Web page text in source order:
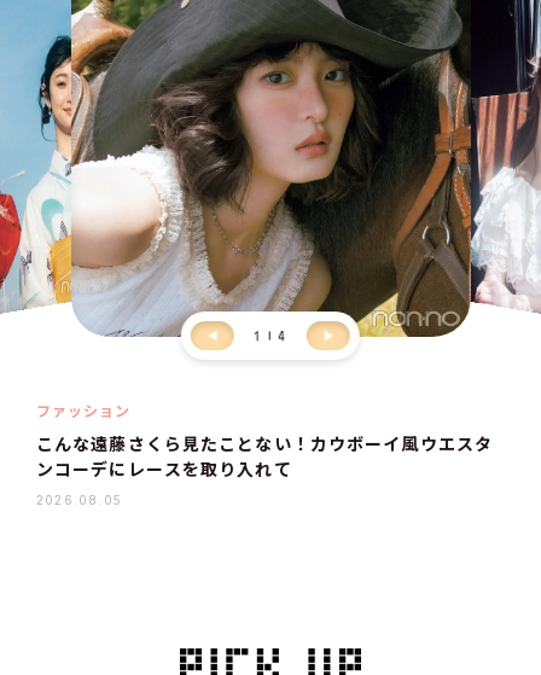
1 4
ファッション
こんな遠藤さくら見たことない！カウボーイ風ウエスタ
ンコーデにレースを取り入れて
2026.08.05